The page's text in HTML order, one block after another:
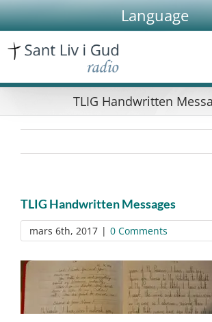
Skip
to
content
Language
TLIG Handwritten
TLIG Handwritten Messages
mars 6th, 2017 | 0 Comments